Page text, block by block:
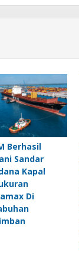
Berhasil
Sandar
Kapal
Di